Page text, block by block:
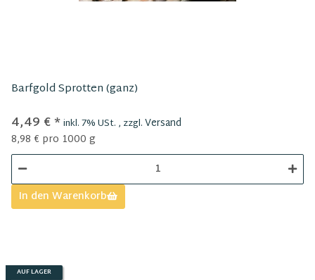
Barfgold Sprotten (ganz)
4,49 €*inkl. 7% USt. , zzgl.Versand
8,98 € pro 1000 g
In den Warenkorb
AUF LAGER